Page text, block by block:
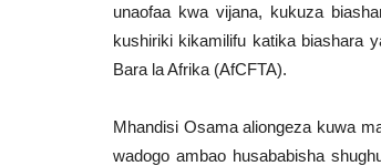
unaofaa kwa vijana, kukuza
kushiriki kikamilifu katika biashara
Bara la Afrika (AfCFTA).
Mhandisi Osama aliongeza kuwa
wadogo ambao husababisha